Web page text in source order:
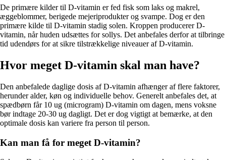
De primære kilder til D-vitamin er fed fisk som laks og makrel,
æggeblommer, berigede mejeriprodukter og svampe. Dog er den
primære kilde til D-vitamin stadig solen. Kroppen producerer D-
vitamin, når huden udsættes for sollys. Det anbefales derfor at tilbringe
tid udendørs for at sikre tilstrækkelige niveauer af D-vitamin.
Hvor meget D-vitamin skal man have?
Den anbefalede daglige dosis af D-vitamin afhænger af flere faktorer,
herunder alder, køn og individuelle behov. Generelt anbefales det, at
spædbørn får 10 ug (microgram) D-vitamin om dagen, mens voksne
bør indtage 20-30 ug dagligt. Det er dog vigtigt at bemærke, at den
optimale dosis kan variere fra person til person.
Kan man få for meget D-vitamin?